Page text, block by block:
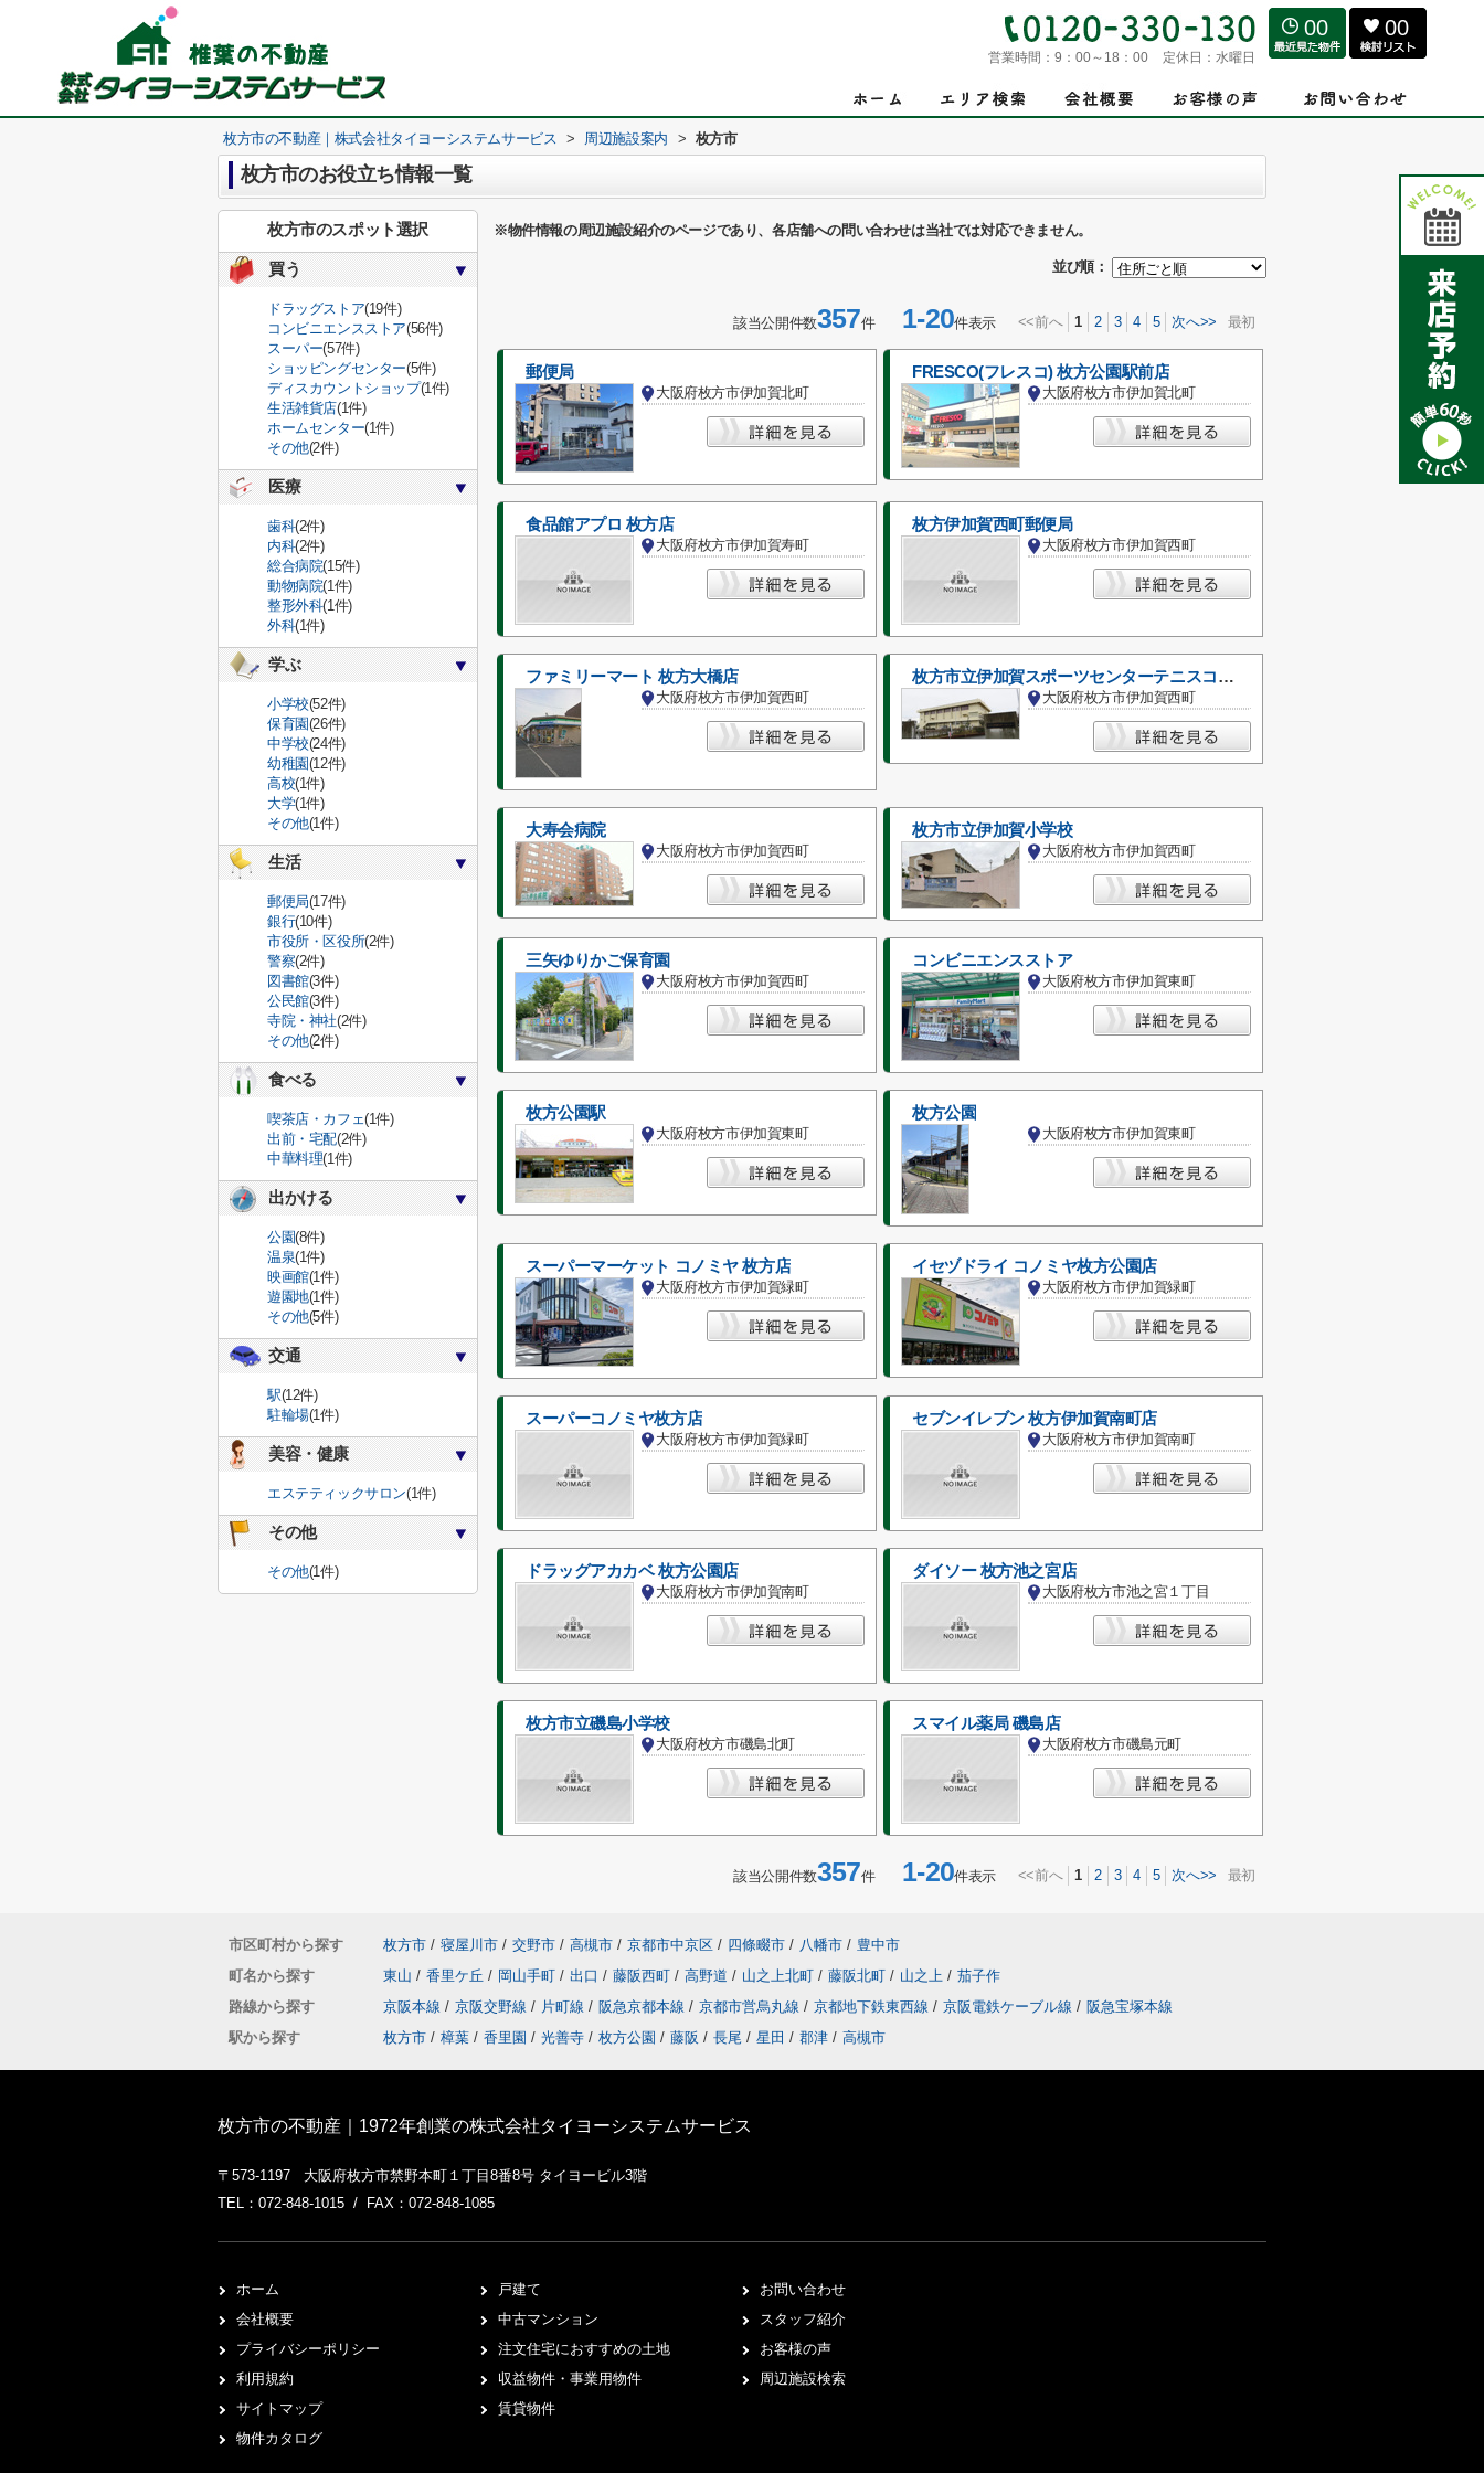
営業時間： 9：00～18：00 定休日： 水曜日
00 00
枚方市の不動産｜株式会社タイヨーシステムサービス > 周辺施設案内 > 枚方市
枚方市のお役立ち情報一覧
※物件情報の周辺施設紹介のページであり、各店舗への問い合わせは当社では対応できません。
並び順：
該当公開件数357件1-20件表示 <<前へ 1 2 3 4 5 次へ>> 最初
郵便局
大阪府枚方市伊加賀北町
FRESCO(フレスコ) 枚方公園駅前店
大阪府枚方市伊加賀北町
食品館アプロ 枚方店
大阪府枚方市伊加賀寿町
枚方伊加賀西町郵便局
大阪府枚方市伊加賀西町
ファミリーマート 枚方大橋店
大阪府枚方市伊加賀西町
枚方市立伊加賀スポーツセンターテニスコート
大阪府枚方市伊加賀西町
大寿会病院
大阪府枚方市伊加賀西町
枚方市立伊加賀小学校
大阪府枚方市伊加賀西町
三矢ゆりかご保育園
大阪府枚方市伊加賀西町
コンビニエンスストア
大阪府枚方市伊加賀東町
枚方公園駅
大阪府枚方市伊加賀東町
枚方公園
大阪府枚方市伊加賀東町
スーパーマーケット コノミヤ 枚方店
大阪府枚方市伊加賀緑町
イセヅドライ コノミヤ枚方公園店
大阪府枚方市伊加賀緑町
スーパーコノミヤ枚方店
大阪府枚方市伊加賀緑町
セブンイレブン 枚方伊加賀南町店
大阪府枚方市伊加賀南町
ドラッグアカカベ 枚方公園店
大阪府枚方市伊加賀南町
ダイソー 枚方池之宮店
大阪府枚方市池之宮１丁目
枚方市立磯島小学校
大阪府枚方市磯島北町
スマイル薬局 磯島店
大阪府枚方市磯島元町
該当公開件数357件1-20件表示 <<前へ 1 2 3 4 5 次へ>> 最初
枚方市のスポット選択
買う
ドラッグストア(19件)
コンビニエンスストア(56件)
スーパー(57件)
ショッピングセンター(5件)
ディスカウントショップ(1件)
生活雑貨店(1件)
ホームセンター(1件)
その他(2件)
医療
歯科(2件)
内科(2件)
総合病院(15件)
動物病院(1件)
整形外科(1件)
外科(1件)
学ぶ
小学校(52件)
保育園(26件)
中学校(24件)
幼稚園(12件)
高校(1件)
大学(1件)
その他(1件)
生活
郵便局(17件)
銀行(10件)
市役所・区役所(2件)
警察(2件)
図書館(3件)
公民館(3件)
寺院・神社(2件)
その他(2件)
食べる
喫茶店・カフェ(1件)
出前・宅配(2件)
中華料理(1件)
出かける
公園(8件)
温泉(1件)
映画館(1件)
遊園地(1件)
その他(5件)
交通
駅(12件)
駐輪場(1件)
美容・健康
エステティックサロン(1件)
その他
その他(1件)
市区町村から探す 枚方市 / 寝屋川市 / 交野市 / 高槻市 / 京都市中京区 / 四條畷市 / 八幡市 / 豊中市
町名から探す
東山 / 香里ケ丘 / 岡山手町 / 出口 / 藤阪西町 / 高野道 / 山之上北町 / 藤阪北町 / 山之上 / 茄子作
路線から探す
京阪本線 / 京阪交野線 / 片町線 / 阪急京都本線 / 京都市営烏丸線 / 京都地下鉄東西線 / 京阪電鉄ケーブル線 / 阪急宝塚本線
駅から探す
枚方市 / 樟葉 / 香里園 / 光善寺 / 枚方公園 / 藤阪 / 長尾 / 星田 / 郡津 / 高槻市
枚方市の不動産｜1972年創業の株式会社タイヨーシステムサービス
〒573-1197 大阪府枚方市禁野本町１丁目8番8号 タイヨービル3階
TEL：072-848-1015 / FAX：072-848-1085
ホーム
会社概要
プライバシーポリシー
利用規約
サイトマップ
物件カタログ
戸建て
中古マンション
注文住宅におすすめの土地
収益物件・事業用物件
賃貸物件
お問い合わせ
スタッフ紹介
お客様の声
周辺施設検索